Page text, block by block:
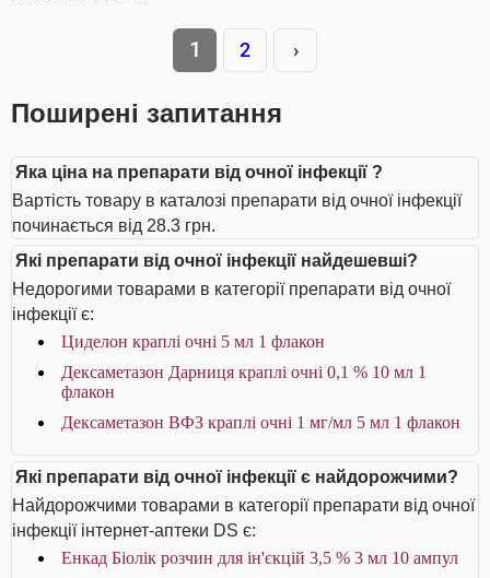
1 2 ›
Поширені запитання
Яка ціна на препарати від очної інфекції ?
Вартість товару в каталозі препарати від очної інфекції
починається від 28.3 грн.
Які препарати від очної інфекції найдешевші?
Недорогими товарами в категорії препарати від очної
інфекції є:
Циделон краплі очні 5 мл 1 флакон
Дексаметазон Дарниця краплі очні 0,1 % 10 мл 1
флакон
Дексаметазон ВФЗ краплі очні 1 мг/мл 5 мл 1 флакон
Які препарати від очної інфекції є найдорожчими?
Найдорожчими товарами в категорії препарати від очної
інфекції інтернет-аптеки DS є:
Енкад Біолік розчин для ін'єкцій 3,5 % 3 мл 10 ампул